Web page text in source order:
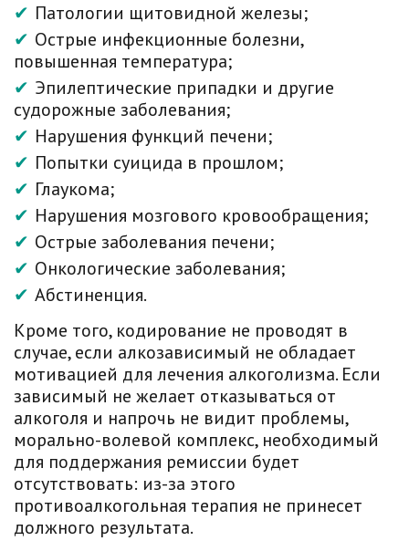
Патологии щитовидной железы;
Острые инфекционные болезни,
повышенная температура;
Эпилептические припадки и другие
судорожные заболевания;
Нарушения функций печени;
Попытки суицида в прошлом;
Глаукома;
Нарушения мозгового кровообращения;
Острые заболевания печени;
Онкологические заболевания;
Абстиненция.
Кроме того, кодирование не проводят в
случае, если алкозависимый не обладает
мотивацией для лечения алкоголизма. Если
зависимый не желает отказываться от
алкоголя и напрочь не видит проблемы,
морально-волевой комплекс, необходимый
для поддержания ремиссии будет
отсутствовать: из-за этого
противоалкогольная терапия не принесет
должного результата.